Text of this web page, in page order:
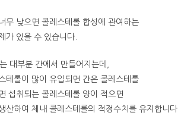
무 낮으면 콜레스테롤 합성에 관여하는
가 있을 수 있습니다.
대부분 간에서 만들어지는데,
테롤이 많이 유입되면 간은 콜레스테롤
섭취되는 콜레스테롤 양이 적으면
산하여 체내 콜레스테롤의 적정수치를 유지합니다.